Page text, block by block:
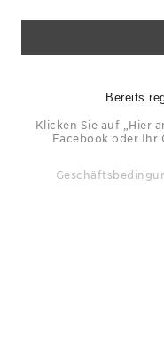
Bereits
Klicken Sie auf „Hier
Facebook oder Ihr